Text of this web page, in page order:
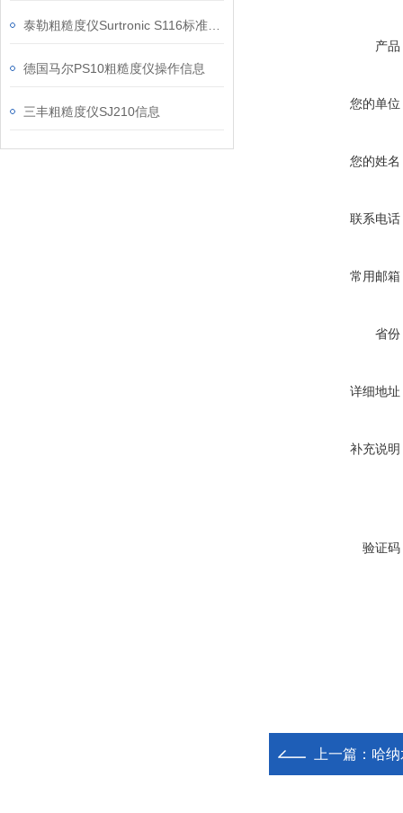
德国马尔PS10粗糙度仪操作信息
三丰粗糙度仪SJ210信息
产品
您的单位
您的姓名
联系电话
常用邮箱
省份
详细地址
补充说明
验证码
上一篇： 哈